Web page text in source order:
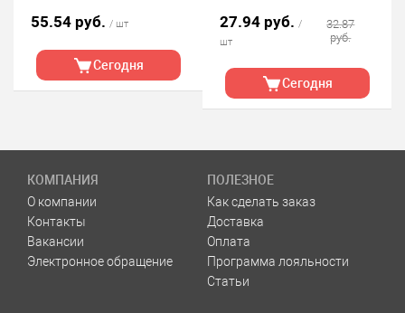
55.54 руб. / шт
Сегодня
27.94 руб. /
шт
32.87
руб.
Сегодня
КОМПАНИЯ
О компании
Контакты
Вакансии
Электронное обращение
ПОЛЕЗНОЕ
Как сделать заказ
Доставка
Оплата
Программа лояльности
Статьи